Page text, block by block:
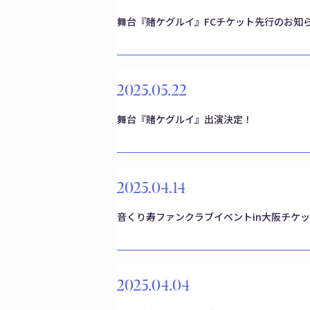
舞台『賭ケグルイ』FCチケット先行のお知
2025.05.22
舞台『賭ケグルイ』出演決定！
2025.04.14
音くり寿ファンクラブイベントin大阪チケ
2025.04.04